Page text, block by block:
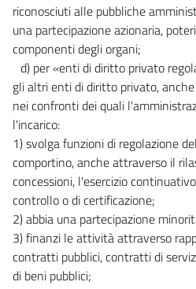
riconosciuti alle pubbliche
una partecipazione azionaria,
componenti degli organi;
d) per «enti di diritto privato
gli altri enti di diritto privato,
nei confronti dei quali
l'incarico:
1) svolga funzioni di regolazione
comportino, anche attraverso il
concessioni, l'esercizio
controllo o di certificazione;
2) abbia una partecipazione
3) finanzi le attività attraverso
contratti pubblici, contratti di
di beni pubblici;